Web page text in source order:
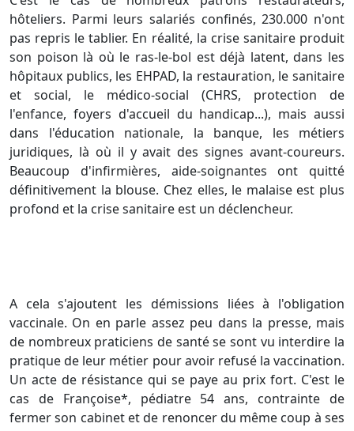
hôteliers. Parmi leurs salariés confinés, 230.000 n'ont
pas repris le tablier. En réalité, la crise sanitaire produit
son poison là où le ras-le-bol est déjà latent, dans les
hôpitaux publics, les EHPAD, la restauration, le sanitaire
et social, le médico-social (CHRS, protection de
l'enfance, foyers d'accueil du handicap...), mais aussi
dans l'éducation nationale, la banque, les métiers
juridiques, là où il y avait des signes avant-coureurs.
Beaucoup d'infirmières, aide-soignantes ont quitté
définitivement la blouse. Chez elles, le malaise est plus
profond et la crise sanitaire est un déclencheur.
A cela s'ajoutent les démissions liées à l'obligation
vaccinale. On en parle assez peu dans la presse, mais
de nombreux praticiens de santé se sont vu interdire la
pratique de leur métier pour avoir refusé la vaccination.
Un acte de résistance qui se paye au prix fort. C'est le
cas de Françoise*, pédiatre 54 ans, contrainte de
fermer son cabinet et de renoncer du même coup à ses